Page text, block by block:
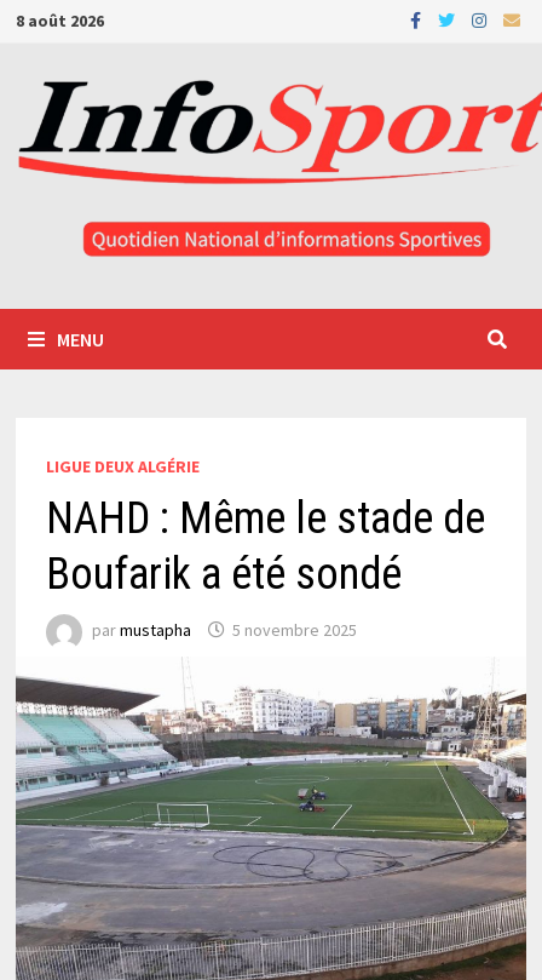
Passer
contenu
8 août 2026
MENU
LIGUE DEUX ALGÉRIE
NAHD : Même le stade de
Boufarik a été sondé
parmustapha 5 novembre 2025